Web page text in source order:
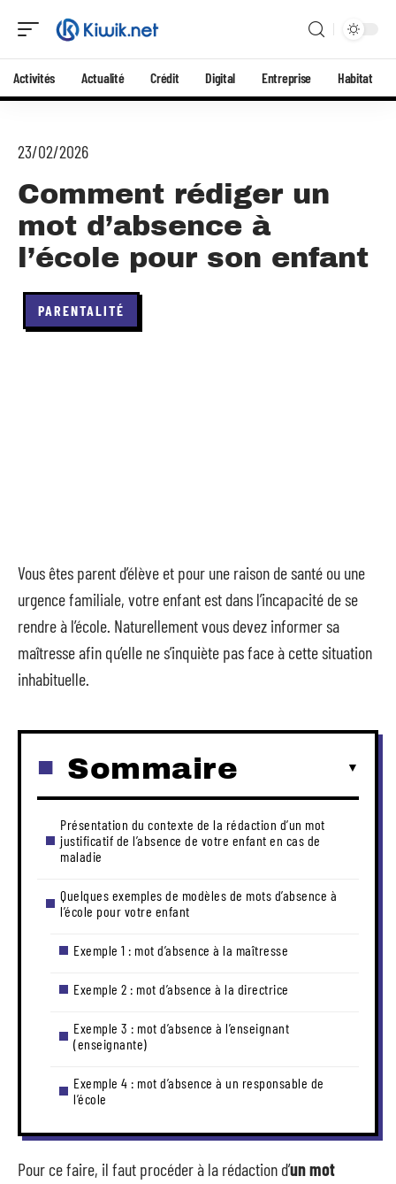
Activités Actualité Crédit Digital Entreprise Habitat
23/02/2026
Comment rédiger un
mot d’absence à
l’école pour son enfant
PARENTALITÉ
Vous êtes parent d’élève et pour une raison de santé ou une
urgence familiale, votre enfant est dans l’incapacité de se
rendre à l’école. Naturellement vous devez informer sa
maîtresse afin qu’elle ne s’inquiète pas face à cette situation
inhabituelle.
Sommaire
Présentation du contexte de la rédaction d’un mot
justificatif de l’absence de votre enfant en cas de
maladie
Quelques exemples de modèles de mots d’absence à
l’école pour votre enfant
Exemple 1 : mot d’absence à la maîtresse
Exemple 2 : mot d’absence à la directrice
Exemple 3 : mot d’absence à l’enseignant
(enseignante)
Exemple 4 : mot d’absence à un responsable de
l’école
Pour ce faire, il faut procéder à la rédaction d’un mot